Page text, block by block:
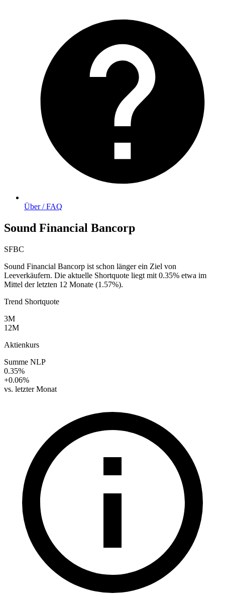
Über / FAQ
Sound Financial Bancorp
SFBC
Sound Financial Bancorp ist schon länger ein Ziel von
Leeverkäufern. Die aktuelle Shortquote liegt mit 0.35% etwa im
Mittel der letzten 12 Monate (1.57%).
Trend Shortquote
3M
12M
Aktienkurs
Summe NLP
0.35%
+0.06%
vs. letzter Monat